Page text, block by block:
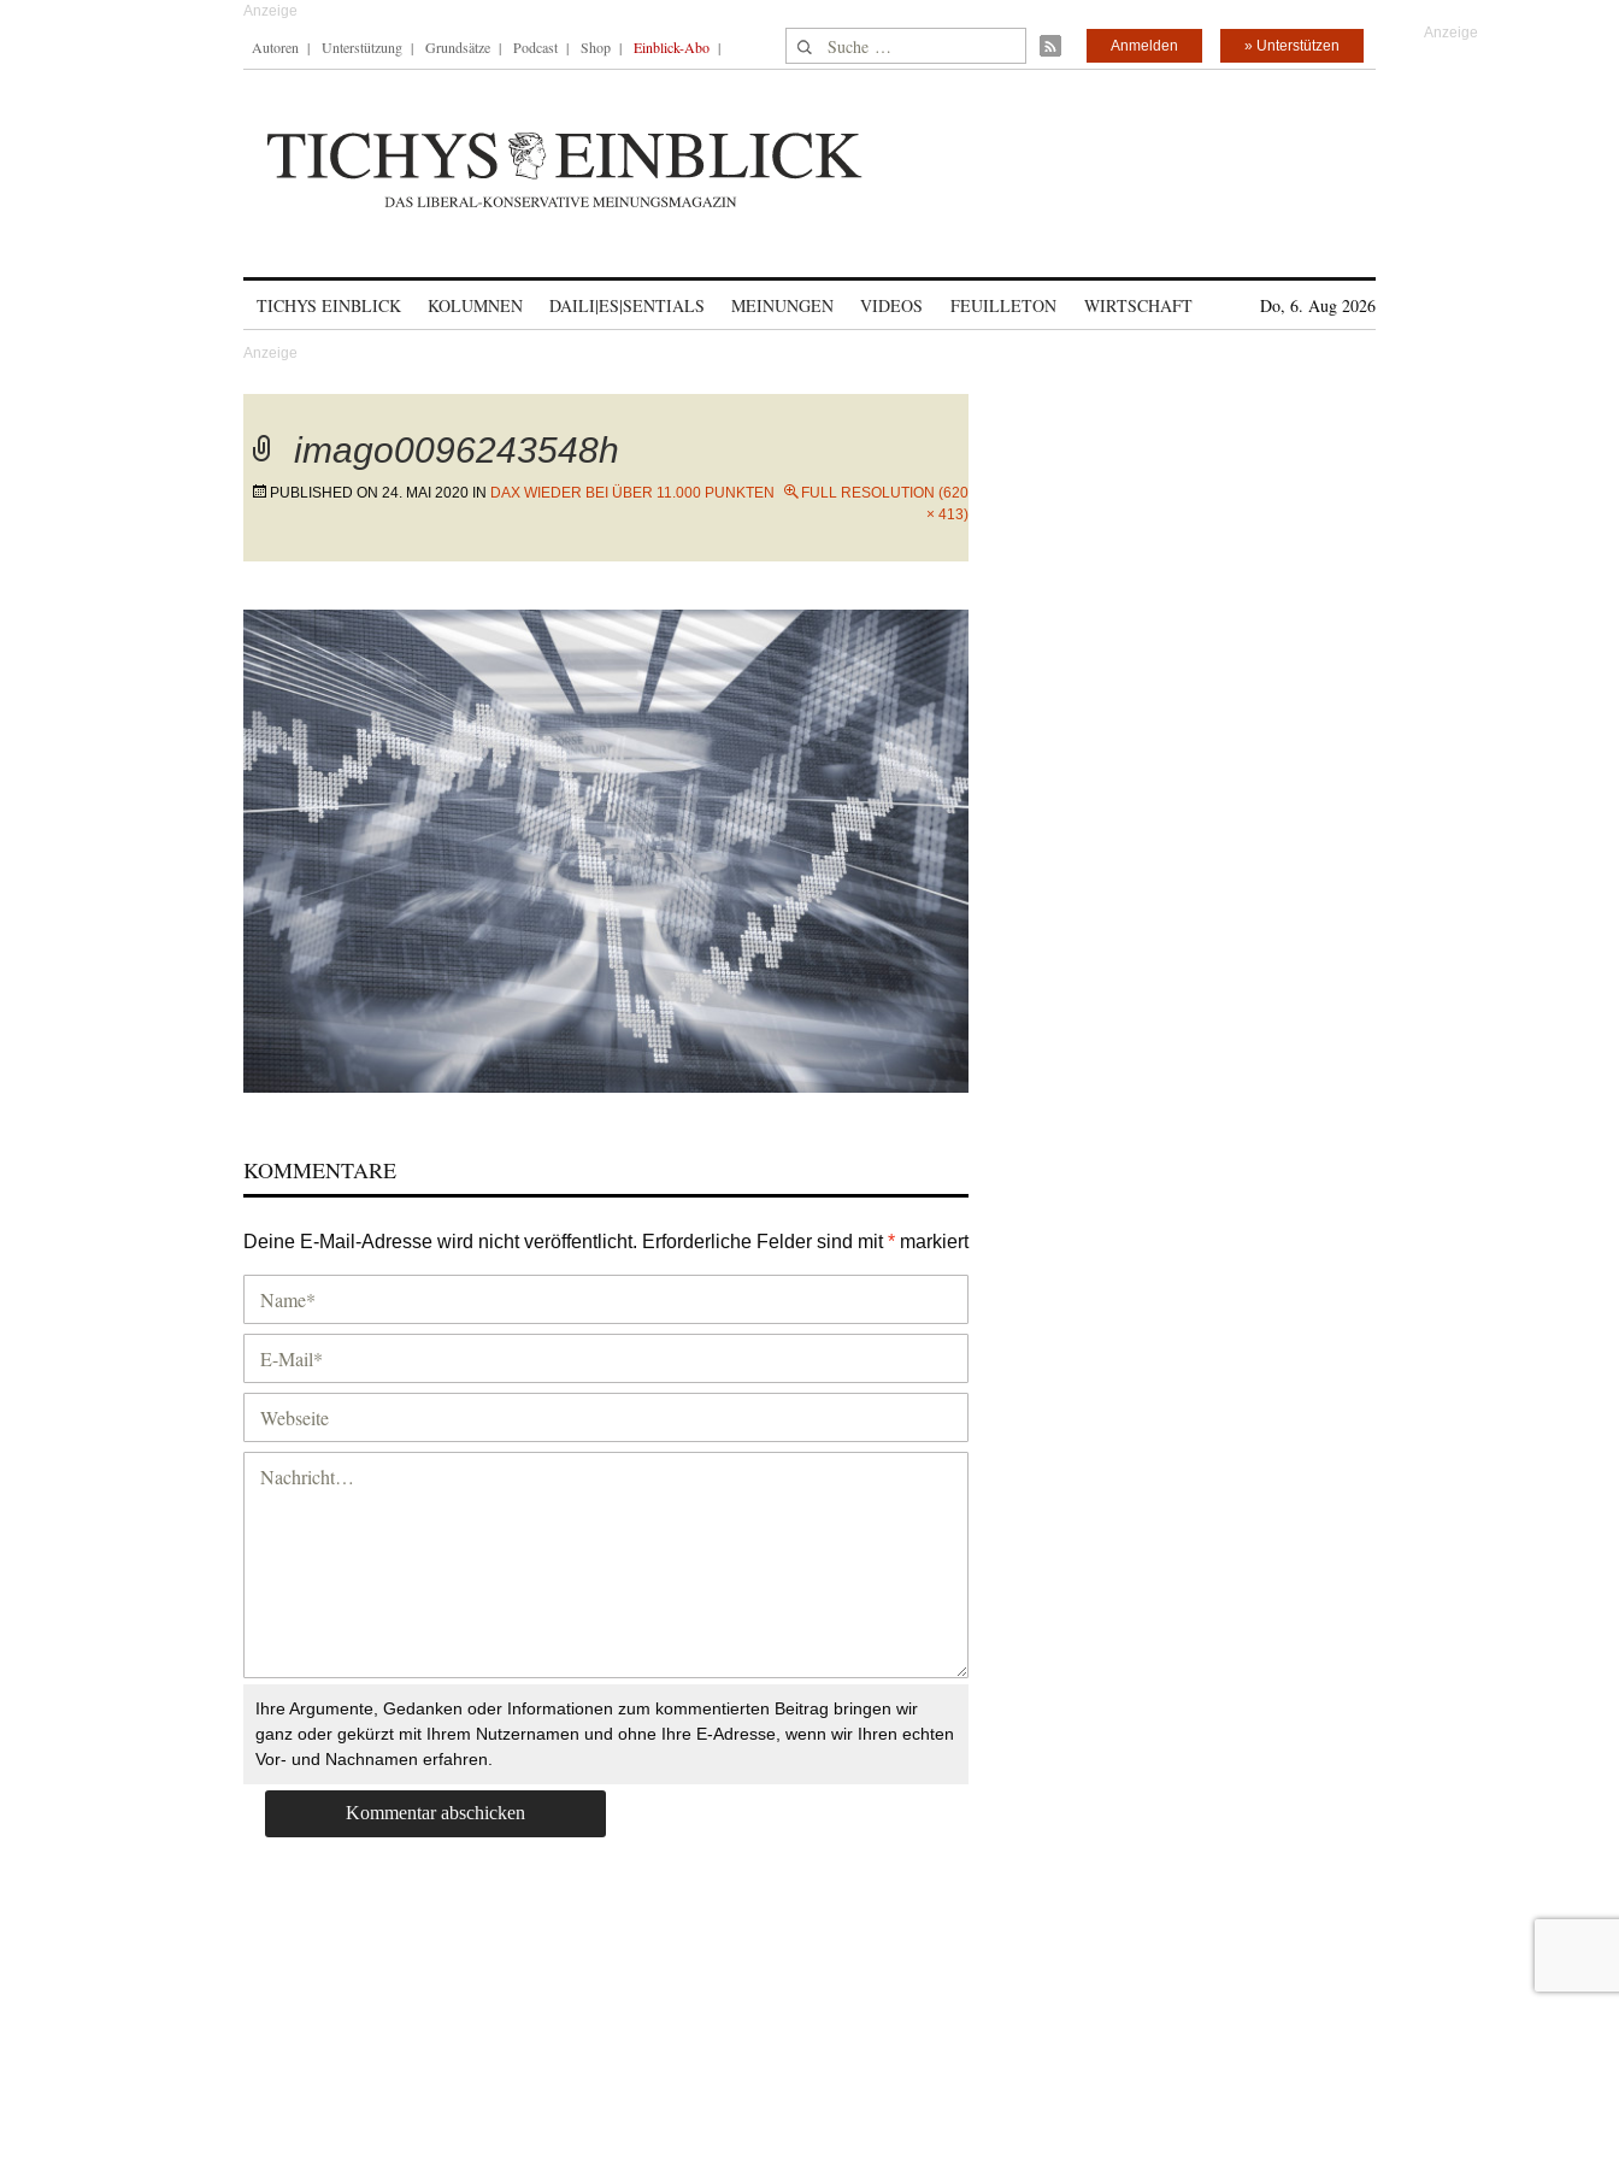
Autoren Unterstützung Grundsätze Podcast Shop Einblick-Abo Suche nach: » Unterstützen
Anmelden
TICHYS EINBLICK KOLUMNEN DAILI|ES|SENTIALS MEINUNGEN VIDEOS FEUILLETON WIRTSCHAFT Do, 6. Aug 2026
imago0096243548h
PUBLISHED ON 24. MAI 2020 IN DAX WIEDER BEI ÜBER 11.000 PUNKTEN
FULL RESOLUTION (620
× 413)
KOMMENTARE
Deine E-Mail-Adresse wird nicht veröffentlicht. Erforderliche Felder sind mit* markiert
Ihre Argumente, Gedanken oder Informationen zum kommentierten Beitrag bringen wir
ganz oder gekürzt mit Ihrem Nutzernamen und ohne Ihre E-Adresse, wenn wir Ihren echten
Vor- und Nachnamen erfahren.